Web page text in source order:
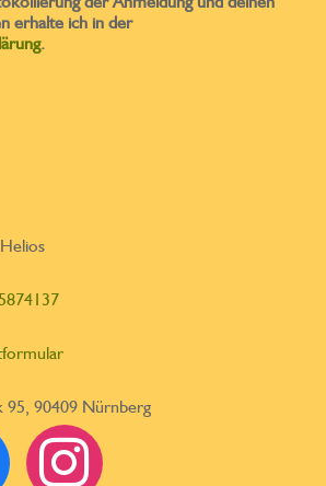
erhalte ich in der
.
95, 90409 Nürnberg
